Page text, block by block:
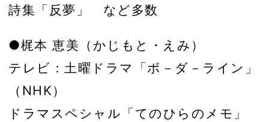
詩集「反夢」 など多数
●梶本 恵美（かじもと・えみ）
テレビ：土曜ドラマ「ボ－ダ－ライン」
（NHK）
ドラマスペシャル「てのひらのメモ」